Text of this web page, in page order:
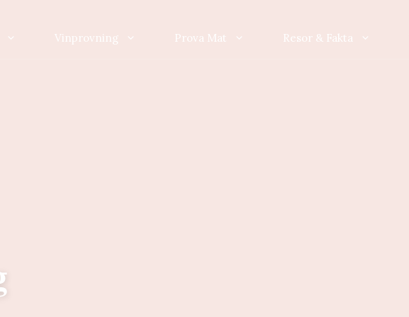
Vinprovning Prova Mat Resor & Fakta